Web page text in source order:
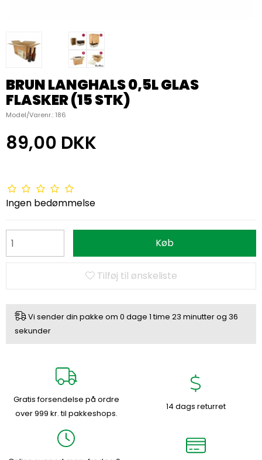
BRUN LANGHALS 0,5L GLAS
FLASKER (15 STK)
Model/Varenr.: 186
89,00 DKK
Ingen bedømmelse
Køb
Tilføj til ønskeliste
Vi sender din pakke om 0 dage 1 time 23 minutterog 36
sekunder
Gratis forsendelse på ordre
over 999 kr. til pakkeshops.
14 dags returret